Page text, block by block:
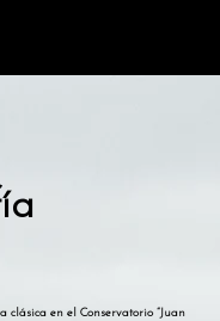
en el Conservatorio “Juan